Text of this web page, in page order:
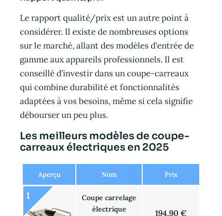
Le rapport qualité/prix est un autre point à
considérer. Il existe de nombreuses options
sur le marché, allant des modèles d’entrée de
gamme aux appareils professionnels. Il est
conseillé d’investir dans un coupe-carreaux
qui combine durabilité et fonctionnalités
adaptées à vos besoins, même si cela signifie
débourser un peu plus.
Les meilleurs modèles de coupe-
carreaux électriques en 2025
Aperçu Nom Prix
1
Coupe carrelage
électrique
194,90 €